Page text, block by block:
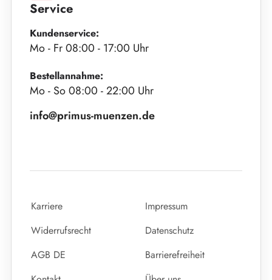
Service
Kundenservice:
Mo - Fr 08:00 - 17:00 Uhr
Bestellannahme:
Mo - So 08:00 - 22:00 Uhr
info@primus-muenzen.de
Karriere
Impressum
Widerrufsrecht
Datenschutz
AGB DE
Barrierefreiheit